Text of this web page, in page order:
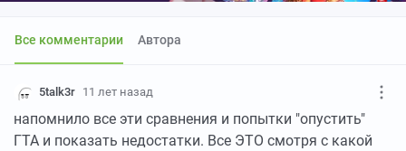
Все комментарии Автора
5talk3r 11 лет назад
напомнило все эти сравнения и попытки "опустить"
ГТА и показать недостатки. Все ЭТО смотря с какой